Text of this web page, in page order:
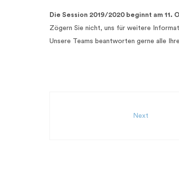
Die Session 2019/2020 beginnt am 11.
Zögern Sie nicht, uns für weitere
Unsere Teams beantworten gerne alle
Next